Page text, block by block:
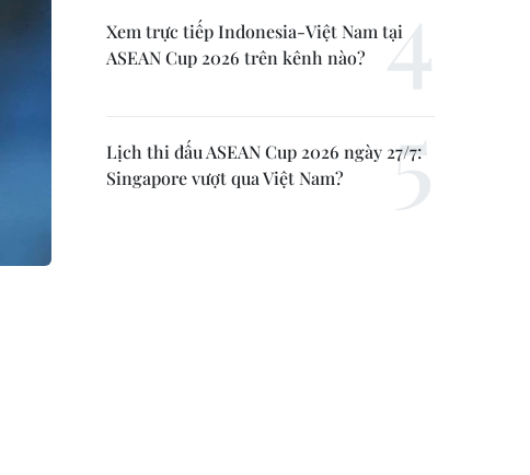
Xem trực tiếp Indonesia-Việt Nam tại
ASEAN Cup 2026 trên kênh nào?
Lịch thi đấu ASEAN Cup 2026 ngày 27/7:
Singapore vượt qua Việt Nam?